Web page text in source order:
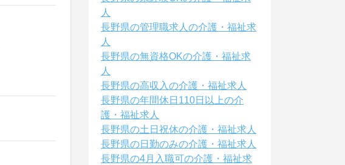
人
長野県の管理職求人の介護・福祉求
人
長野県の無資格OKの介護・福祉求
人
長野県の高収入の介護・福祉求人
長野県の年間休日110日以上の介
護・福祉求人
長野県の土日祝休の介護・福祉求人
長野県の日勤のみの介護・福祉求人
長野県の4月入職可の介護・福祉求